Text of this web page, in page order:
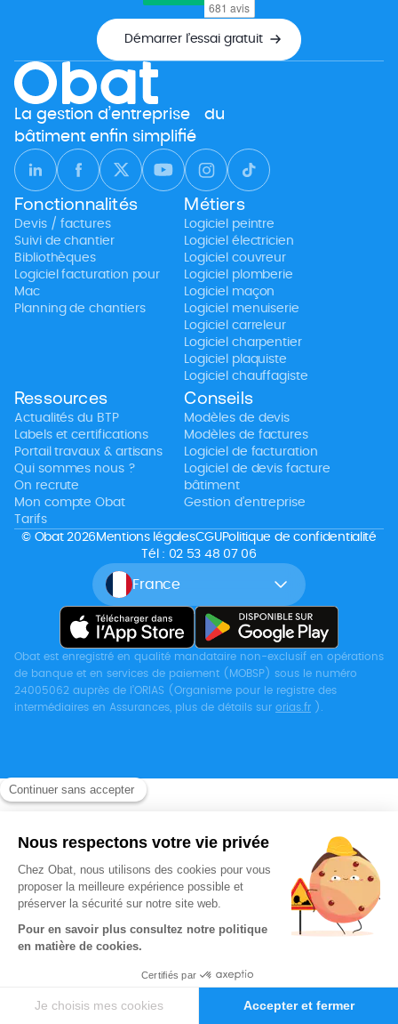
Démarrer l’essai gratuit
La gestion d’entreprise du
bâtiment enfin simplifié
Fonctionnalités
Devis / factures
Suivi de chantier
Bibliothèques
Logiciel facturation pour
Mac
Planning de chantiers
Métiers
Logiciel peintre
Logiciel électricien
Logiciel couvreur
Logiciel plomberie
Logiciel maçon
Logiciel menuiserie
Logiciel carreleur
Logiciel charpentier
Logiciel plaquiste
Logiciel chauffagiste
Ressources
Actualités du BTP
Labels et certifications
Portail travaux & artisans
Qui sommes nous ?
On recrute
Mon compte Obat
Tarifs
Conseils
Modèles de devis
Modèles de factures
Logiciel de facturation
Logiciel de devis facture
bâtiment
Gestion d’entreprise
France
© Obat 2026 Mentions légalesCGUPolitique de confidentialité
Tél : 02 53 48 07 06
Obat est enregistré en qualité mandataire non-exclusif en opérations
de banque et en services de paiement (MOBSP) sous le numéro
24005062 auprès de l’ORIAS (Organisme pour le registre des
intermédiaires en Assurances, plus de détails sur orias.fr ).